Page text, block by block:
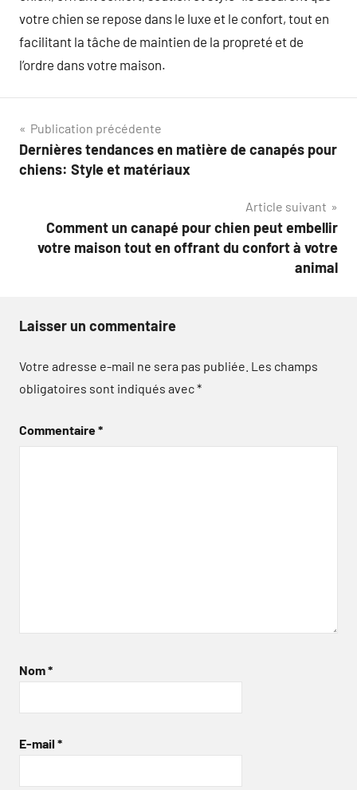
votre chien se repose dans le luxe et le confort, tout en
facilitant la tâche de maintien de la propreté et de
l’ordre dans votre maison.
Navigation
de
Publication précédente
Dernières tendances en matière de canapés pour
chiens: Style et matériaux
Article suivant
Comment un canapé pour chien peut embellir
votre maison tout en offrant du confort à votre
animal
Laisser un commentaire
Votre adresse e-mail ne sera pas publiée. Les champs
obligatoires sont indiqués avec*
Commentaire*
Nom*
E-mail *